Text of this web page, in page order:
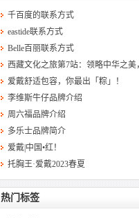
千百度的联系方式
eastide联系方式
Belle百丽联系方式
西藏文化之旅第7站：领略中华之美，
爱戴舒适包容，你最出「粽」！
李维斯牛仔品牌介绍
周六福品牌介绍
多乐士品牌简介
爱戴|中国•红！
托胸王·爱戴2023春夏
热门标签